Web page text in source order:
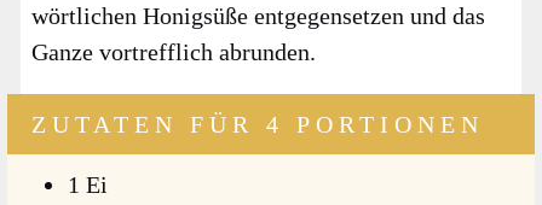
wört­li­chen Honig­sü­ße ent­ge­gen­set­zen und das
Gan­ze vor­treff­lich abrun­den.
ZUTATEN FÜR 4 PORTIONEN
1 Ei